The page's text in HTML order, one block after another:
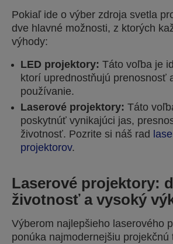
Pokiaľ ide o výber zdroja svetla
dve hlavné možnosti, z ktorých
výhody:
LED projektory: Táto voľba je
ktorí uprednostňujú prenosnosť
používanie.
Laserové projektory: Táto
poskytnúť vynikajúci jas,
životnosť. Pozrite si náš rad
projektorov.
Laserové projektory:
životnosť a vysoký
Výberom najlepšieho laserového
ponúka najmodernejšiu projekčnú